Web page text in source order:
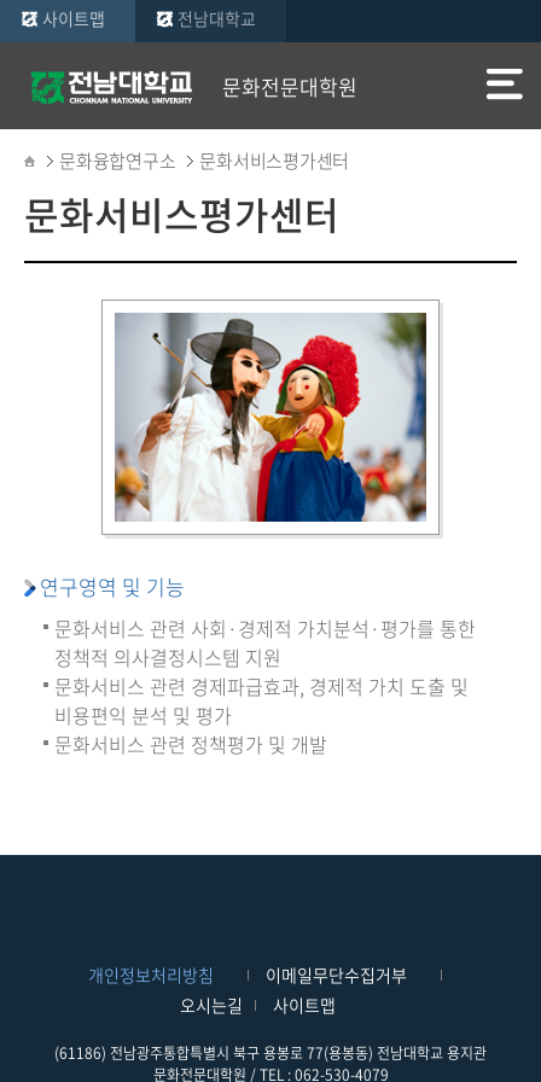
사이트맵 전남대학교
문화전문대학원
문화융합연구소 문화서비스평가센터
문화서비스평가센터
연구영역 및 기능
문화서비스 관련 사회·경제적 가치분석·평가를 통한
정책적 의사결정시스템 지원
문화서비스 관련 경제파급효과, 경제적 가치 도출 및
비용편익 분석 및 평가
문화서비스 관련 정책평가 및 개발
개인정보처리방침
이메일무단수집거부
오시는길
사이트맵
(61186) 전남광주통합특별시 북구 용봉로 77(용봉동) 전남대학교 용지관
문화전문대학원 / TEL : 062-530-4079